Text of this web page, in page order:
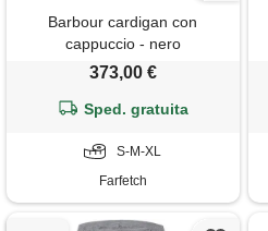
Barbour cardigan con
cappuccio - nero
373,00 €
Sped. gratuita
S-M-XL
Farfetch